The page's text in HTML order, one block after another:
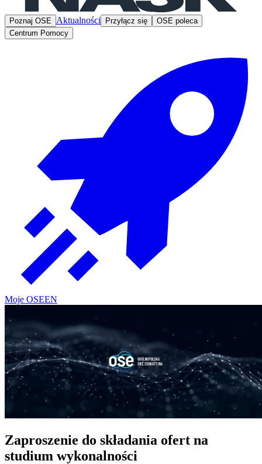
Poznaj OSE Aktualności Przyłącz się
OSE poleca
Centrum Pomocy
Moje OSEEN
Zaproszenie do składania ofert na
studium wykonalności